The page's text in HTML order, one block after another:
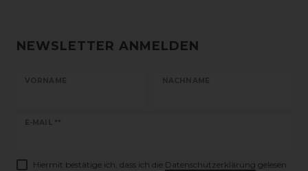
NEWSLETTER ANMELDEN
VORNAME NACHNAME
E-MAIL **
Newsletter
Hiermit bestätige ich, dass ich die Daten­schutz­erklärung gelesen